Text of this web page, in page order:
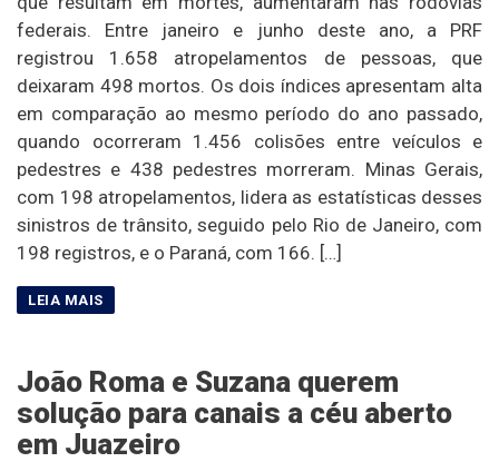
federais. Entre janeiro e junho deste ano, a PRF
registrou 1.658 atropelamentos de pessoas, que
deixaram 498 mortos. Os dois índices apresentam alta
em comparação ao mesmo período do ano passado,
quando ocorreram 1.456 colisões entre veículos e
pedestres e 438 pedestres morreram. Minas Gerais,
com 198 atropelamentos, lidera as estatísticas desses
sinistros de trânsito, seguido pelo Rio de Janeiro, com
198 registros, e o Paraná, com 166. […]
João Roma e Suzana querem
solução para canais a céu aberto
em Juazeiro